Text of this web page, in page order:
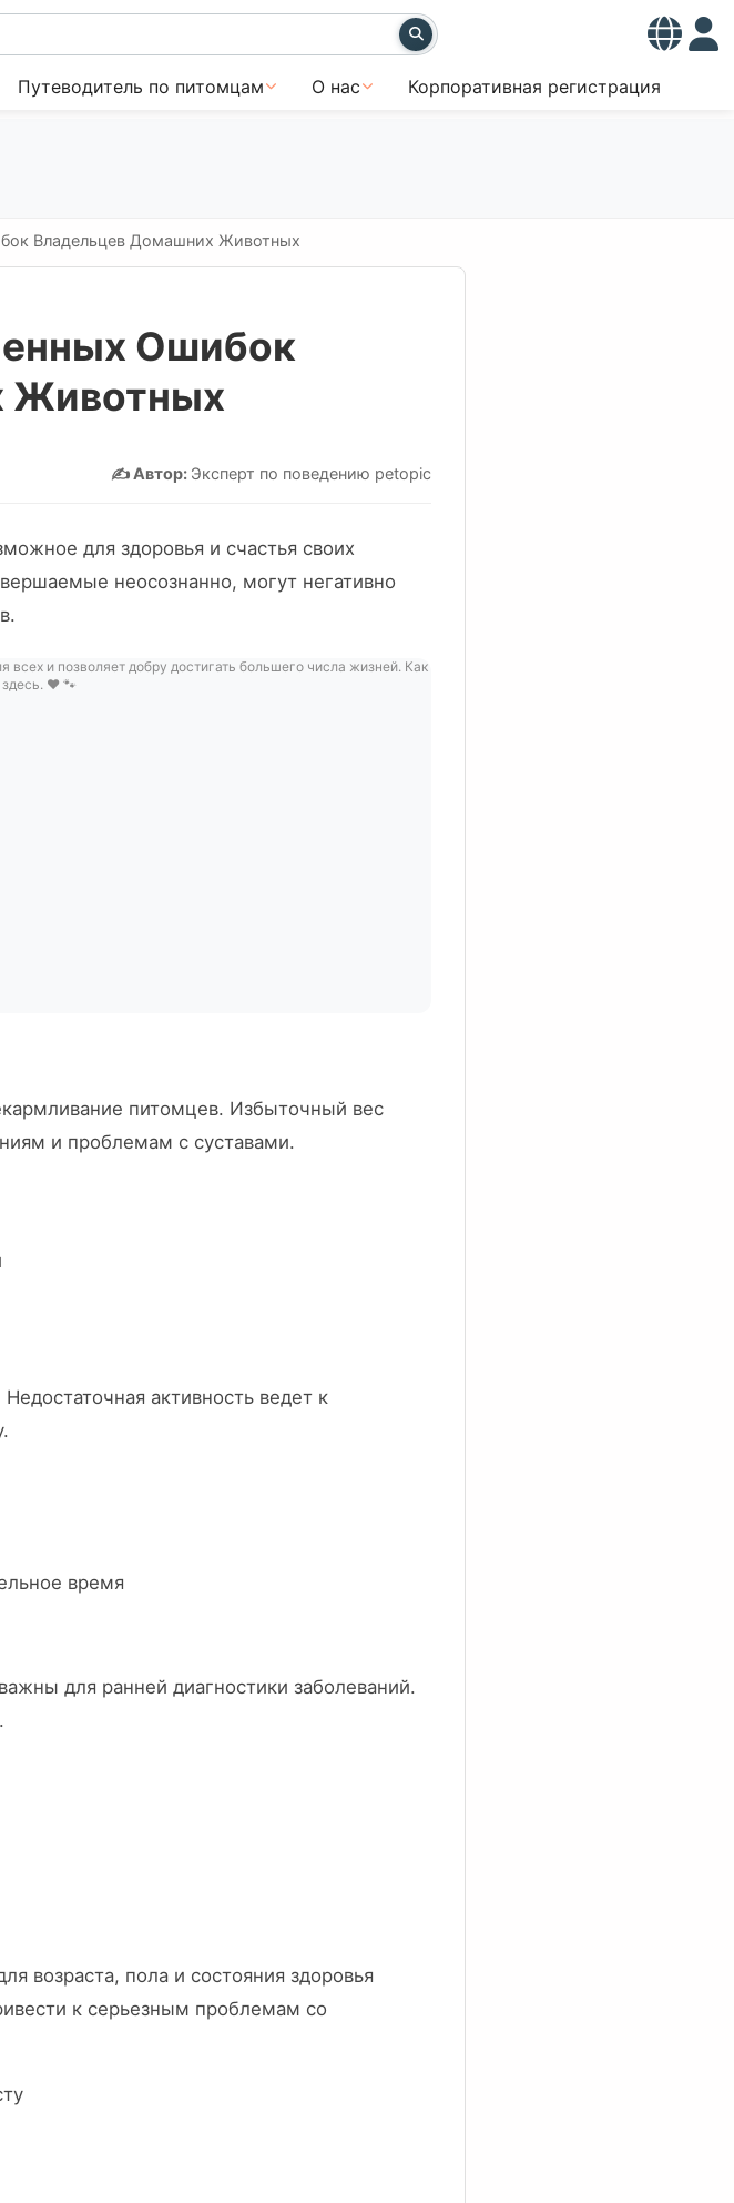
Путеводитель по питомцам О нас Корпоративная регистрация
Владельцев Домашних Животных
Ошибок
Животных
✍️ Автор: Эксперт по поведению petopic
для здоровья и счастья своих
неосознанно, могут негативно
и позволяет добру достигать большего числа жизней. Как
❤️ 🐾
питомцев. Избыточный вес
и проблемам с суставами.
активность ведет к
время
для ранней диагностики заболеваний.
возраста, пола и состояния здоровья
к серьезным проблемам со